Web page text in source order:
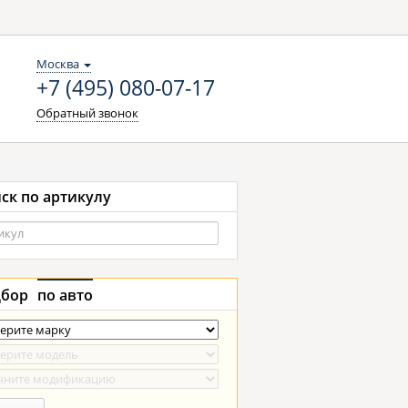
Москва
+7 (495) 080-07-17
Обратный звонок
по артикулу
по авто